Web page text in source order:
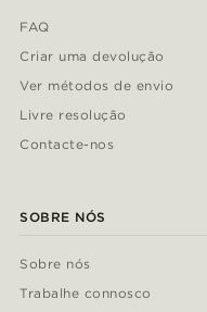
FAQ
Criar uma devolução
Ver métodos de envio
Livre resolução
Contacte-nos
SOBRE NÓS
Sobre nós
Trabalhe connosco